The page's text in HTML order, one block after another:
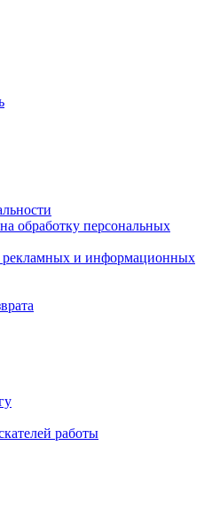
обработку персональных
рекламных и информационных
работы